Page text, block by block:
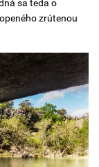
sa teda o
zrútenou